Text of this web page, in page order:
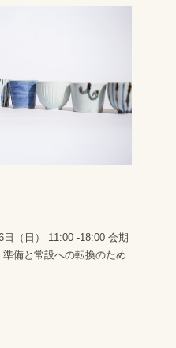
（日） 11:00 -18:00 会期
備と常設への転換のため